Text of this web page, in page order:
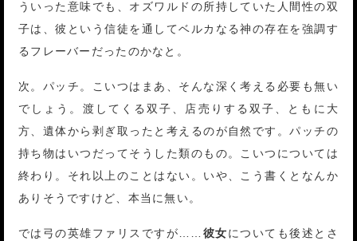
ういった意味でも、オズワルドの所持していた人間性の双
子は、彼という信徒を通してベルカなる神の存在を強調す
るフレーバーだったのかなと。
次。パッチ。こいつはまあ、そんな深く考える必要も無い
でしょう。渡してくる双子、店売りする双子、ともに大
方、遺体から剥ぎ取ったと考えるのが自然です。パッチの
持ち物はいつだってそうした類のもの。こいつについては
終わり。それ以上のことはない。いや、こう書くとなんか
ありそうですけど、本当に無い。
では弓の英雄ファリスですが…… 彼女についても後述とさ